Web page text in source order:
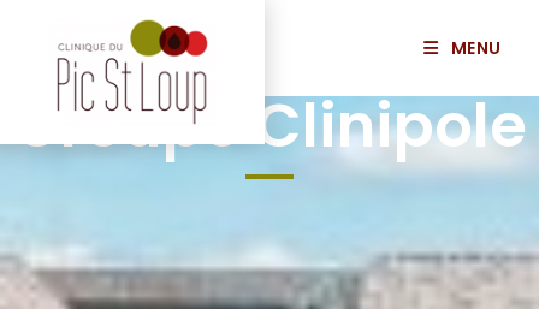
MENU
Groupe Clinipole